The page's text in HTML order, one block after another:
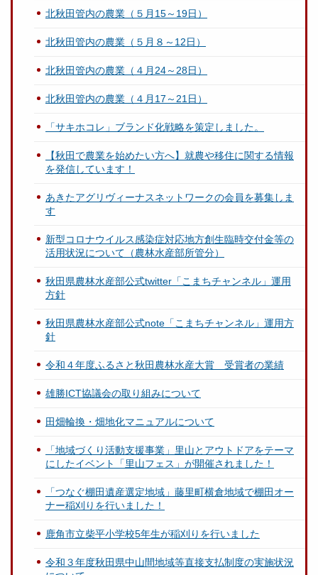
北秋田管内の農業（５月15～19日）
北秋田管内の農業（５月８～12日）
北秋田管内の農業（４月24～28日）
北秋田管内の農業（４月17～21日）
「サキホコレ」ブランド化戦略を策定しました。
【秋田で農業を始めたい方へ】就農や移住に関する情報
を発信しています！
あきたアグリヴィーナスネットワークの会員を募集しま
す
新型コロナウイルス感染症対応地方創生臨時交付金等の
活用状況について（農林水産部所管分）
秋田県農林水産部公式twitter「こまちチャンネル」運用
方針
秋田県農林水産部公式note「こまちチャンネル」運用方
針
令和４年度ふるさと秋田農林水産大賞 受賞者の業績
雄勝ICT協議会の取り組みについて
田畑輪換・畑地化マニュアルについて
「地域づくり活動支援事業」里山とアウトドアをテーマ
にしたイベント「里山フェス」が開催されました！
「つなぐ棚田遺産選定地域」藤里町横倉地域で棚田オー
ナー稲刈りを行いました！
鹿角市立柴平小学校5年生が稲刈りを行いました
令和３年度秋田県中山間地域等直接支払制度の実施状況